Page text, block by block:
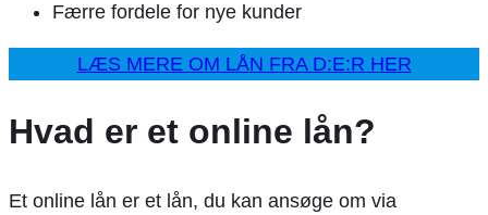
Færre fordele for nye kunder
LÆS MERE OM LÅN FRA D:E:R HER
Hvad er et online lån?
Et online lån er et lån, du kan ansøge om via